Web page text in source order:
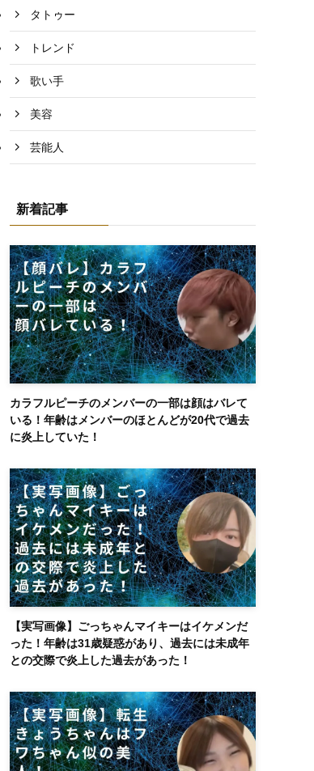
タトゥー
トレンド
歌い手
美容
芸能人
新着記事
カラフルピーチのメンバーの一部は顔はバレて
いる！年齢はメンバーのほとんどが20代で過去
に炎上していた！
【実写画像】ごっちゃんマイキーはイケメンだ
った！年齢は31歳疑惑があり、過去には未成年
との交際で炎上した過去があった！